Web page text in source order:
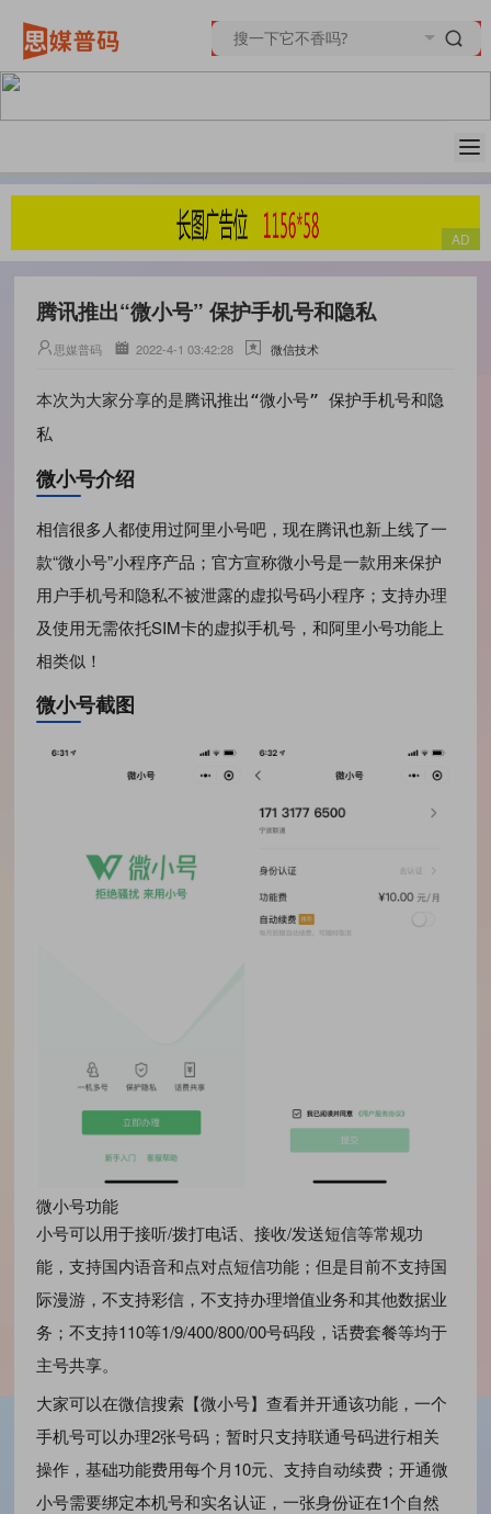
腾讯推出“微小号” 保护手机号和隐私
思媒普码 2022-4-1 03:42:28 微信技术
本次为大家分享的是腾讯推出“微小号” 保护手机号和隐
私
微小号介绍
相信很多人都使用过阿里小号吧，现在腾讯也新上线了一
款“微小号”小程序产品；官方宣称微小号是一款用来保护
用户手机号和隐私不被泄露的虚拟号码小程序；支持办理
及使用无需依托SIM卡的虚拟手机号，和阿里小号功能上
相类似！
微小号截图
微小号功能
小号可以用于接听/拨打电话、接收/发送短信等常规功
能，支持国内语音和点对点短信功能；但是目前不支持国
际漫游，不支持彩信，不支持办理增值业务和其他数据业
务；不支持110等1/9/400/800/00号码段，话费套餐等均于
主号共享。
大家可以在微信搜索【微小号】查看并开通该功能，一个
手机号可以办理2张号码；暂时只支持联通号码进行相关
操作，基础功能费用每个月10元、支持自动续费；开通微
小号需要绑定本机号和实名认证，一张身份证在1个自然